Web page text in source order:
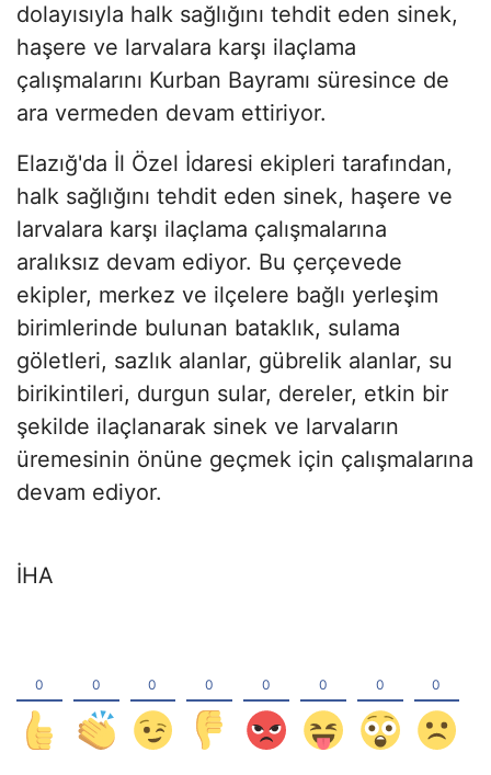
dolayısıyla halk sağlığını tehdit eden sinek,
haşere ve larvalara karşı ilaçlama
çalışmalarını Kurban Bayramı süresince de
ara vermeden devam ettiriyor.
Elazığ'da İl Özel İdaresi ekipleri tarafından,
halk sağlığını tehdit eden sinek, haşere ve
larvalara karşı ilaçlama çalışmalarına
aralıksız devam ediyor. Bu çerçevede
ekipler, merkez ve ilçelere bağlı yerleşim
birimlerinde bulunan bataklık, sulama
göletleri, sazlık alanlar, gübrelik alanlar, su
birikintileri, durgun sular, dereler, etkin bir
şekilde ilaçlanarak sinek ve larvaların
üremesinin önüne geçmek için çalışmalarına
devam ediyor.
İHA